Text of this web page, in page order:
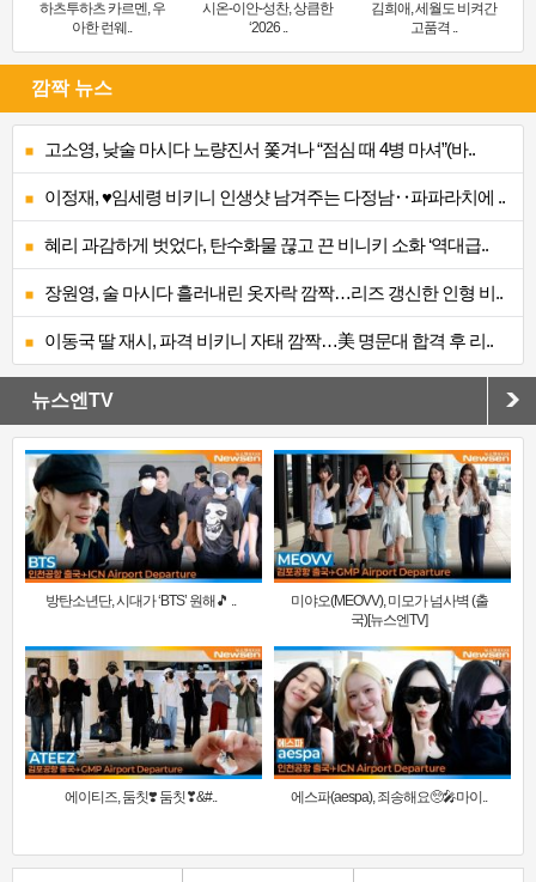
하츠투하츠 카르멘, 우
아한 런웨..
시온-이안-성찬, 상큼한
‘2026 ..
김희애, 세월도 비켜간
고품격 ..
깜짝 뉴스
고소영, 낮술 마시다 노량진서 쫓겨나 “점심 때 4병 마셔”(바..
이정재, ♥임세령 비키니 인생샷 남겨주는 다정남‥파파라치에 ..
혜리 과감하게 벗었다, 탄수화물 끊고 끈 비니키 소화 ‘역대급..
장원영, 술 마시다 흘러내린 옷자락 깜짝…리즈 갱신한 인형 비..
이동국 딸 재시, 파격 비키니 자태 깜짝…美 명문대 합격 후 리..
뉴스엔TV
방탄소년단, 시대가 ‘BTS’ 원해🎵 ..
미야오(MEOVV), 미모가 넘사벽 (출
국)[뉴스엔TV]
에이티즈, 둠칫❣️ 둠칫❣&#.. 에스파(aespa), 죄송해요🥺🎤마이..